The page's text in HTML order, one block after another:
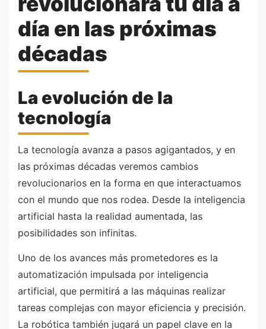
día en las próximas
décadas
La evolución de la
tecnología
La tecnología avanza a pasos agigantados, y en
las próximas décadas veremos cambios
revolucionarios en la forma en que interactuamos
con el mundo que nos rodea. Desde la inteligencia
artificial hasta la realidad aumentada, las
posibilidades son infinitas.
Uno de los avances más prometedores es la
automatización impulsada por inteligencia
artificial, que permitirá a las máquinas realizar
tareas complejas con mayor eficiencia y precisión.
La robótica también jugará un papel clave en la